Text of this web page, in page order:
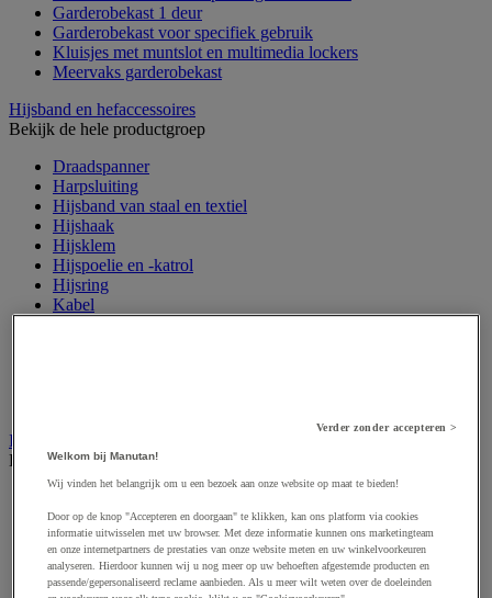
Garderobekast 1 deur
Garderobekast voor specifiek gebruik
Kluisjes met muntslot en multimedia lockers
Meervaks garderobekast
Hijsband en hefaccessoires
Bekijk de hele productgroep
Draadspanner
Harpsluiting
Hijsband van staal en textiel
Hijshaak
Hijsklem
Hijspoelie en -katrol
Hijsring
Kabel
Industriële en magazijnstellingen
Bekijk de hele productgroep
Draagarmstelling voor lange lasten
Entresol voor magazijn
Lichte stelling
Middelzware stelling
Verder zonder accepteren >
Welkom bij Manutan!
Wij vinden het belangrijk om u een bezoek aan onze website op maat te bieden!
Door op de knop "Accepteren en doorgaan" te klikken, kan ons platform via cookies
informatie uitwisselen met uw browser. Met deze informatie kunnen ons marketingteam
en onze internetpartners de prestaties van onze website meten en uw winkelvoorkeuren
analyseren. Hierdoor kunnen wij u nog meer op uw behoeften afgestemde producten en
passende/gepersonaliseerd reclame aanbieden. Als u meer wilt weten over de doeleinden